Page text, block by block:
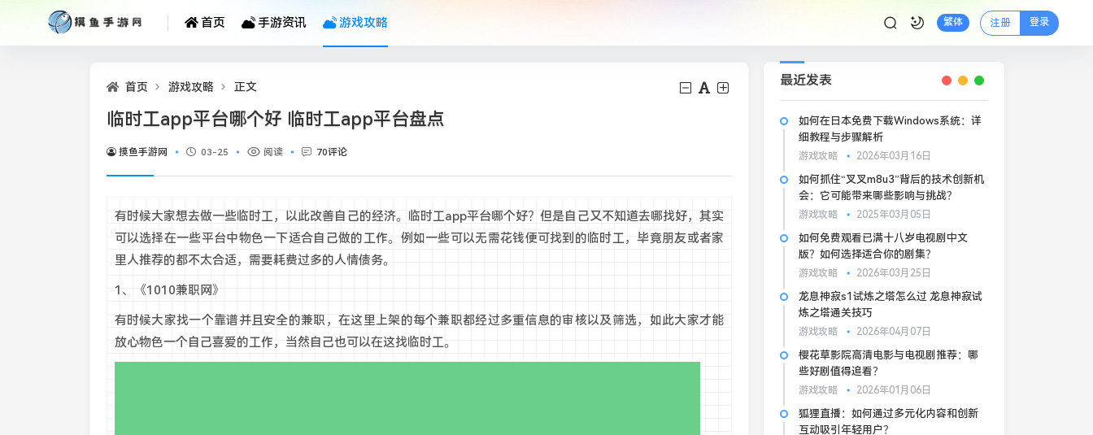
首页 手游资讯 游戏攻略 繁体 注册 登录
首页 游戏攻略 正文
临时工app平台哪个好 临时工app平台盘点
摸鱼手游网 03-25 阅读 70评论
有时候大家想去做一些临时工，以此改善自己的经济。临时工app平台哪个好？但是自己又不知道去哪找好，其实
可以选择在一些平台中物色一下适合自己做的工作。例如一些可以无需花钱便可找到的临时工，毕竟朋友或者家
里人推荐的都不太合适，需要耗费过多的人情债务。
1、《1010兼职网》
有时候大家找一个靠谱并且安全的兼职，在这里上架的每个兼职都经过多重信息的审核以及筛选，如此大家才能
放心物色一个自己喜爱的工作，当然自己也可以在这找临时工。
最近发表
如何在日本免费下载Windows系统：详
细教程与步骤解析
游戏攻略 2026年03月16日
如何抓住“叉叉m8u3”背后的技术创新机
会：它可能带来哪些影响与挑战？
游戏攻略 2025年03月05日
如何免费观看已满十八岁电视剧中文
版？如何选择适合你的剧集？
游戏攻略 2026年03月25日
龙息神寂s1试炼之塔怎么过 龙息神寂试
炼之塔通关技巧
游戏攻略 2026年04月07日
樱花草影院高清电影与电视剧推荐：哪
些好剧值得追看？
游戏攻略 2026年01月06日
狐狸直播：如何通过多元化内容和创新
互动吸引年轻用户？